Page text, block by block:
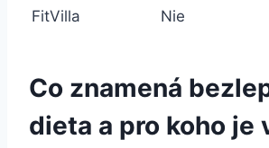
FitVilla
Nie
Co znamená
dieta a pro koho je